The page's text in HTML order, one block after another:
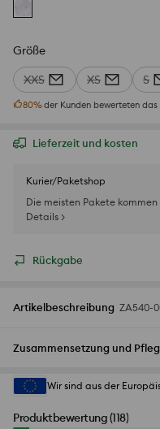
Größe
XXS XS S
80%der Kunden bewerteten
Lieferzeit und kosten
Kurier/Paketshop
Die meisten Pakete
Details >
Rückgabe
Artikelbeschreibung ZA540-
Zusammensetzung und
Wir sind aus der
Produktbewertung(118)